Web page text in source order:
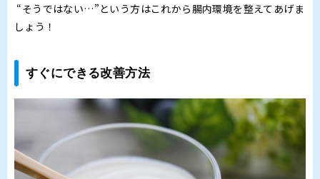
“そうではない…”という方はこれから腸内環境を整えてあげま
しょう！
すぐにできる改善方法